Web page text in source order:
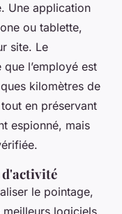
Une application
ou tablette,
site. Le
l’employé est
kilomètres de
en préservant
espionné, mais
le pointage,